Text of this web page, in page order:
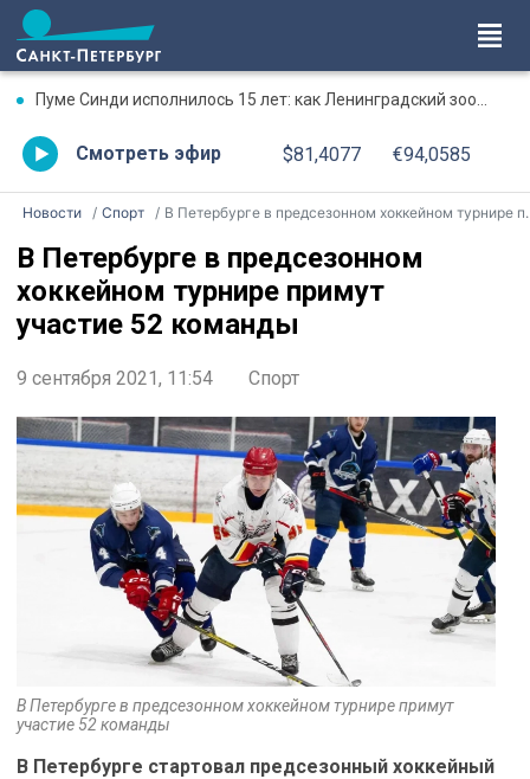
Пуме Синди исполнилось 15 лет: как Ленинградский зоопарк поздравил именинницу
Смотреть эфир $81,4077 €94,0585
Новости Спорт В Петербурге в предсезонном хоккейном турнире примут участие 52 команды
В Петербурге в предсезонном
хоккейном турнире примут
участие 52 команды
9 сентября 2021, 11:54 Спорт
В Петербурге в предсезонном хоккейном турнире примут
участие 52 команды
В Петербурге стартовал предсезонный хоккейный